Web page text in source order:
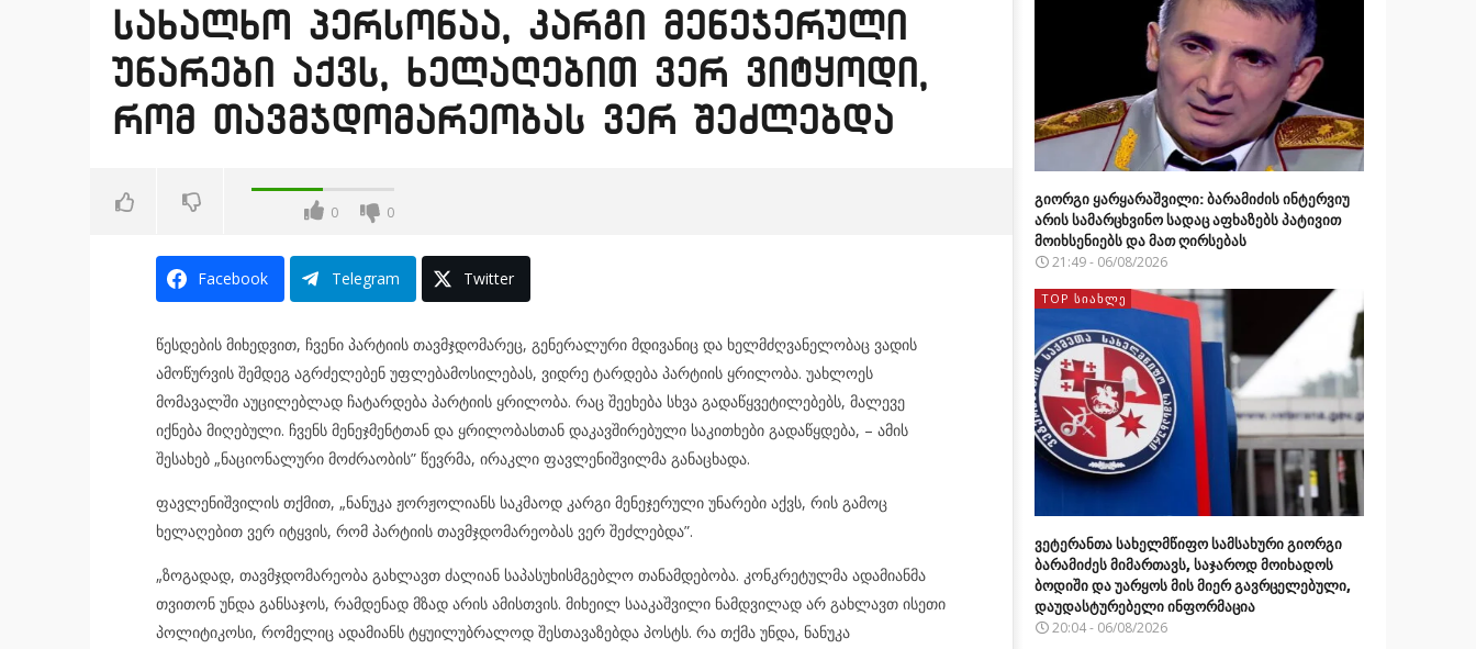
სახალხო პერსონაა, კარგი მენეჯერული
უნარები აქვს, ხელაღებით ვერ ვიტყოდი,
რომ თავმჯდომარეობას ვერ შეძლებდა
0 0
Facebook Telegram Twitter
წესდების მიხედვით, ჩვენი პარტიის თავმჯდომარეც, გენერალური მდივანიც და ხელმძღვანელობაც ვადის
ამოწურვის შემდეგ აგრძელებენ უფლებამოსილებას, ვიდრე ტარდება პარტიის ყრილობა. უახლოეს
მომავალში აუცილებლად ჩატარდება პარტიის ყრილობა. რაც შეეხება სხვა გადაწყვეტილებებს, მალევე
იქნება მიღებული. ჩვენს მენეჯმენტთან და ყრილობასთან დაკავშირებული საკითხები გადაწყდება, – ამის
შესახებ „ნაციონალური მოძრაობის” წევრმა, ირაკლი ფავლენიშვილმა განაცხადა.
ფავლენიშვილის თქმით, „ნანუკა ჟორჟოლიანს საკმაოდ კარგი მენეჯერული უნარები აქვს, რის გამოც
ხელაღებით ვერ იტყვის, რომ პარტიის თავმჯდომარეობას ვერ შეძლებდა”.
„ზოგადად, თავმჯდომარეობა გახლავთ ძალიან საპასუხისმგებლო თანამდებობა. კონკრეტულმა ადამიანმა
თვითონ უნდა განსაჯოს, რამდენად მზად არის ამისთვის. მიხეილ სააკაშვილი ნამდვილად არ გახლავთ ისეთი
პოლიტიკოსი, რომელიც ადამიანს ტყუილუბრალოდ შესთავაზებდა პოსტს. რა თქმა უნდა, ნანუკა
გიორგი ყარყარაშვილი: ბარამიძის ინტერვიუ
არის სამარცხვინო სადაც აფხაზებს პატივით
მოიხსენიებს და მათ ღირსებას
21:49 - 06/08/2026
TOP ᲡᲘᲐᲮᲚᲔ
ვეტერანთა სახელმწიფო სამსახური გიორგი
ბარამიძეს მიმართავს, საჯაროდ მოიხადოს
ბოდიში და უარყოს მის მიერ გავრცელებული,
დაუდასტურებელი ინფორმაცია
20:04 - 06/08/2026